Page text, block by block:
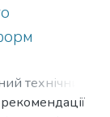
технічний
Наталя